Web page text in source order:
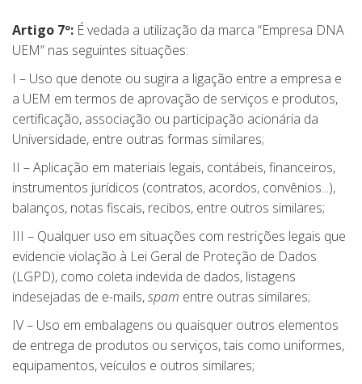
Artigo 7º: É vedada a utilização da marca “Empresa DNA
UEM” nas seguintes situações:
I – Uso que denote ou sugira a ligação entre a empresa e
a UEM em termos de aprovação de serviços e produtos,
certificação, associação ou participação acionária da
Universidade, entre outras formas similares;
II – Aplicação em materiais legais, contábeis, financeiros,
instrumentos jurídicos (contratos, acordos, convênios...),
balanços, notas fiscais, recibos, entre outros similares;
III – Qualquer uso em situações com restrições legais que
evidencie violação à Lei Geral de Proteção de Dados
(LGPD), como coleta indevida de dados, listagens
indesejadas de e-mails,spam entre outras similares;
IV – Uso em embalagens ou quaisquer outros elementos
de entrega de produtos ou serviços, tais como uniformes,
equipamentos, veículos e outros similares;